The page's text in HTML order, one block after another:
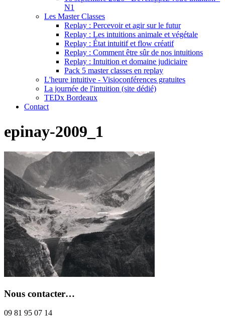
N1
Les Master Classes
Replay : Percevoir et agir sur le futur
Replay : Les intuitions animale et végétale
Replay : État intuitif et flow créatif
Replay : Comment être sûr de nos intuitions
Replay : Intuition et domaine judiciaire
Pack 5 master classes en replay
L'heure intuitive - Visioconférences gratuites
La journée de l'intuition (site dédié)
TEDx Bordeaux
Contact
epinay-2009_1
Nous contacter…
09 81 95 07 14